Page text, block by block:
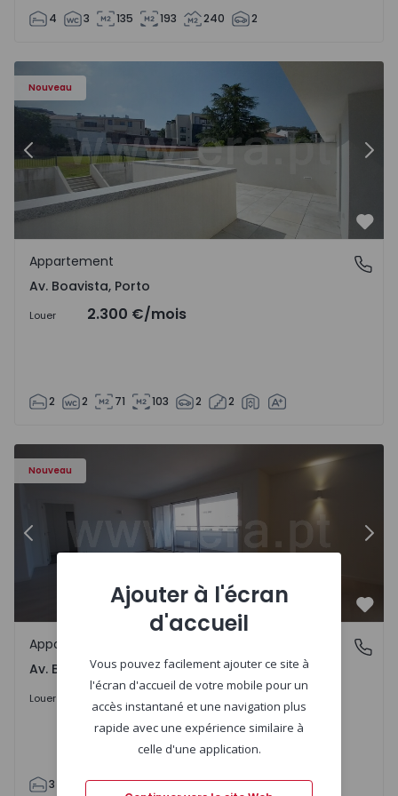
4 3 135 193 240 2
Nouveau
Appartement T2 Porto, Av. Boavista - 1575459 - 4
Précédent
Av. Boavista, Porto
Appartement
Av. Boavista, Porto
Louer 2.300 €/mois
2 2 71 103 2 2
Nouveau
Appartement T3 Porto, Av. Boavista - 1575472 - 5
Précédent
Av. Boavista, Porto
Appartement
Av. Boavista, Porto
Louer 2.300 € /mois
3 2 132 142 2 4
Ajouter à l'écran
d'accueil
Vous pouvez facilement ajouter ce site à
l'écran d'accueil de votre mobile pour un
accès instantané et une navigation plus
rapide avec une expérience similaire à
celle d'une application.